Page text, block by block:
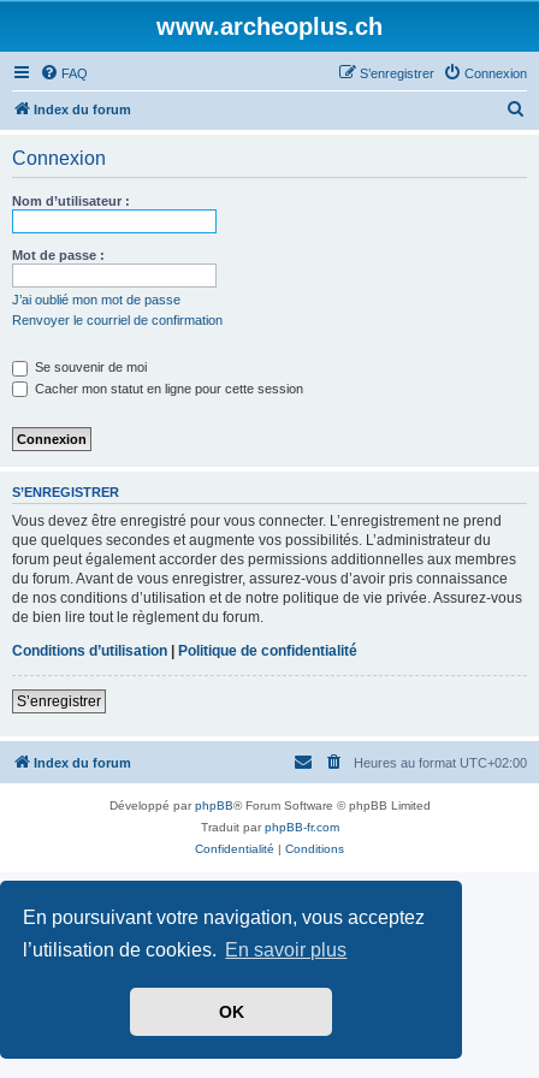
En poursuivant votre navigation, vous acceptez
l’utilisation de cookies. En savoir plus
OK
www.archeoplus.ch
FAQ Connexion
S’enregistrer
Index du forum
Connexion
Nom d’utilisateur :
Mot de passe :
J’ai oublié mon mot de passe
Renvoyer le courriel de confirmation
Se souvenir de moi
Cacher mon statut en ligne pour cette session
S’ENREGISTRER
Vous devez être enregistré pour vous connecter. L’enregistrement ne prend
que quelques secondes et augmente vos possibilités. L’administrateur du
forum peut également accorder des permissions additionnelles aux membres
du forum. Avant de vous enregistrer, assurez-vous d’avoir pris connaissance
de nos conditions d’utilisation et de notre politique de vie privée. Assurez-vous
de bien lire tout le règlement du forum.
Conditions d’utilisation | Politique de confidentialité
S’enregistrer
Index du forum Heures au format UTC+02:00
Développé parphpBB® Forum Software © phpBB Limited
Traduit parphpBB-fr.com
Confidentialité | Conditions